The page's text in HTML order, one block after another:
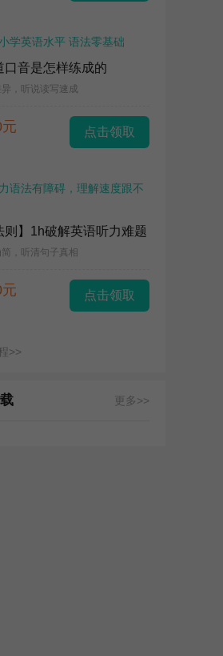
学英语水平 语法零基础
口音是怎样练成的
，听说读写速成
元 点击领取
语法有障碍，理解速度跟不
则】1h破解英语听力难题
简，听清句子真相
元 点击领取
>>
更多>>